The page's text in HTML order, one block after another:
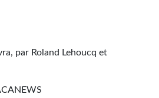
par Roland Lehoucq et